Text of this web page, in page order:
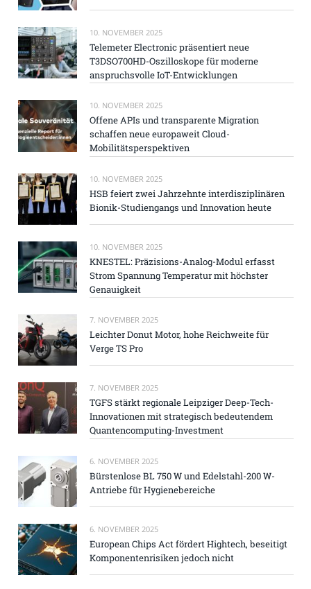
10. NOVEMBER 2025
Telemeter Electronic präsentiert neue
T3DSO700HD-Oszilloskope für moderne
anspruchsvolle IoT-Entwicklungen
10. NOVEMBER 2025
Offene APIs und transparente Migration
schaffen neue europaweit Cloud-
Mobilitätsperspektiven
10. NOVEMBER 2025
HSB feiert zwei Jahrzehnte interdisziplinären
Bionik-Studiengangs und Innovation heute
10. NOVEMBER 2025
KNESTEL: Präzisions-Analog-Modul erfasst
Strom Spannung Temperatur mit höchster
Genauigkeit
7. NOVEMBER 2025
Leichter Donut Motor, hohe Reichweite für
Verge TS Pro
7. NOVEMBER 2025
TGFS stärkt regionale Leipziger Deep-Tech-
Innovationen mit strategisch bedeutendem
Quantencomputing-Investment
6. NOVEMBER 2025
Bürstenlose BL 750 W und Edelstahl-200 W-
Antriebe für Hygienebereiche
6. NOVEMBER 2025
European Chips Act fördert Hightech, beseitigt
Komponentenrisiken jedoch nicht